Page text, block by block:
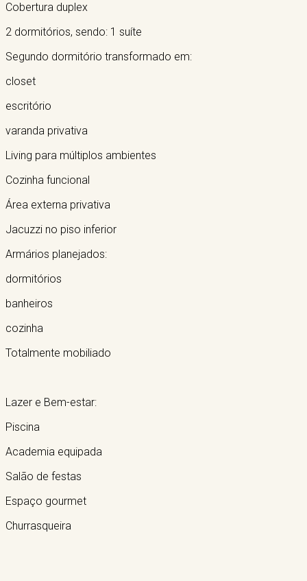
Cobertura duplex
2 dormitórios, sendo: 1 suíte
Segundo dormitório transformado em:
closet
escritório
varanda privativa
Living para múltiplos ambientes
Cozinha funcional
Área externa privativa
Jacuzzi no piso inferior
Armários planejados:
dormitórios
banheiros
cozinha
Totalmente mobiliado
Lazer e Bem-estar:
Piscina
Academia equipada
Salão de festas
Espaço gourmet
Churrasqueira